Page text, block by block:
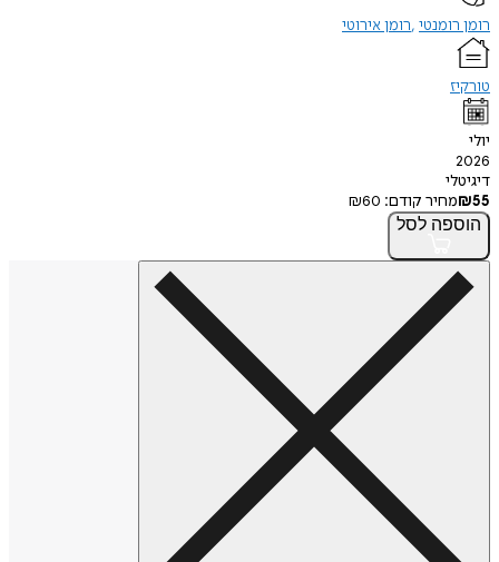
רומן אירוטי
קודם:
₪60
לסל